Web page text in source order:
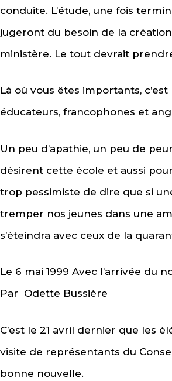
conduite. L’étude, une fois
jugeront du besoin de la
ministère. Le tout devrait
Là où vous êtes importants,
éducateurs, francophones et
Un peu d’apathie, un peu de
désirent cette école et aussi
trop pessimiste de dire que si
tremper nos jeunes dans une
s’éteindra avec ceux de la
Le 6 mai 1999 Avec l’arrivée du
Par Odette Bussière
C’est le 21 avril dernier que les
visite de représentants du
bonne nouvelle.